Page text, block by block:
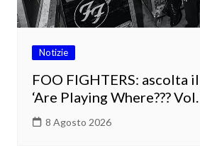
Notizie
FOO FIGHTERS: ascolta
‘Are Playing Where??? Vol.
8 Agosto 2026